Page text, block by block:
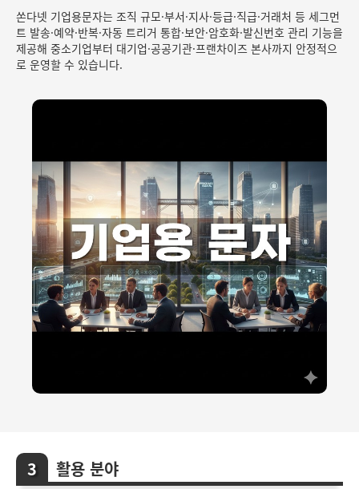
쏜다넷 기업용문자는 조직 규모·부서·지사·등급·직급·거래처 등 세그먼
트 발송·예약·반복·자동 트리거 통합·보안·암호화·발신번호 관리 기능을
제공해 중소기업부터 대기업·공공기관·프랜차이즈 본사까지 안정적으
로 운영할 수 있습니다.
활용 분야